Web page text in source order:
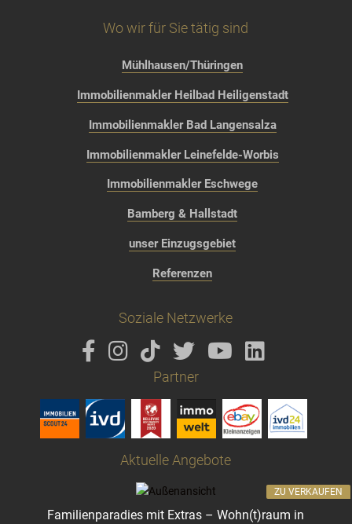
Wo wir für Sie tätig sind
Mühlhausen/Thüringen
Immobilienmakler Heilbad Heiligenstadt
Immobilienmakler Bad Langensalza
Immobilienmakler Leinefelde-Worbis
Immobilienmakler Eschwege
Bamberg & Hallstadt
unser Einzugsgebiet
Referenzen
Soziale Netzwerke
Partner
Aktuelle Angebote
Familienparadies mit Extras – Wohn(t)raum in
ZU VERKAUFEN